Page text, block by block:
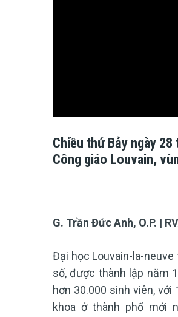
Chiều thứ Bảy ngày
Công giáo Louvain,
G. Trần Đức Anh, O.P. |
Đại học Louvain-la-
số, được thành lập năm
hơn 30.000 sinh viên,
khoa ở thành phố mới